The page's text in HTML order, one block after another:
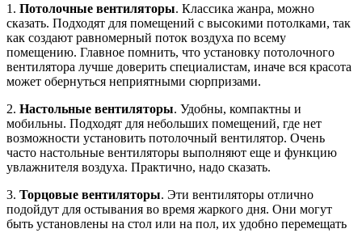
1. Потолочные вентиляторы. Классика жанра, можно
сказать. Подходят для помещений с высокими потолками, так
как создают равномерный поток воздуха по всему
помещению. Главное помнить, что установку потолочного
вентилятора лучше доверить специалистам, иначе вся красота
может обернуться неприятными сюрпризами.
2. Настольные вентиляторы. Удобны, компактны и
мобильны. Подходят для небольших помещений, где нет
возможности установить потолочный вентилятор. Очень
часто настольные вентиляторы выполняют еще и функцию
увлажнителя воздуха. Практично, надо сказать.
3. Торцовые вентиляторы. Эти вентиляторы отлично
подойдут для остывания во время жаркого дня. Они могут
быть установлены на стол или на пол, их удобно перемещать